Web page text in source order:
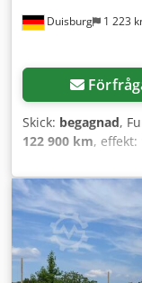
Duisburg 1 223
Skick: begagnad,
122 900 km, effekt:
axelkonfiguration:
lastvikt:1 770 kg ,
07/2027, bränsle:
annan, växeltyp:
längd:6 400 mm,
mm, antal säten: 2